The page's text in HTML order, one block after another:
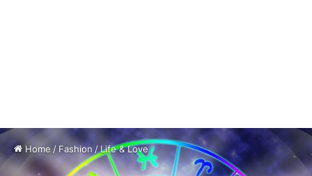
Home / Fashion /Life & Love